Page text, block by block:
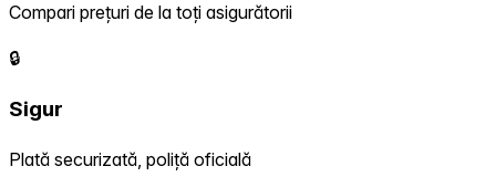
Compari prețuri de la toți asigurătorii
🔒
Sigur
Plată securizată, poliță oficială